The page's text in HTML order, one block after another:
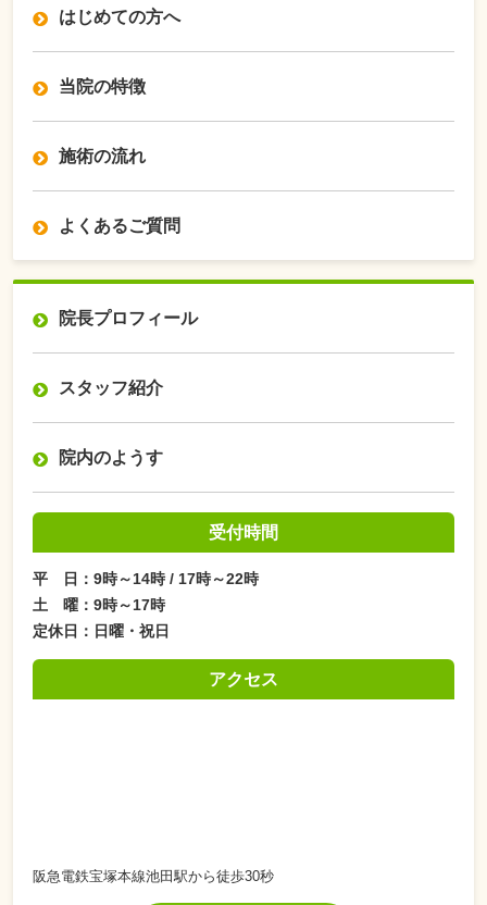
はじめての方へ
当院の特徴
施術の流れ
よくあるご質問
院長プロフィール
スタッフ紹介
院内のようす
受付時間
平 日：9時～14時 / 17時～22時
土 曜：9時～17時
定休日：日曜・祝日
アクセス
阪急電鉄宝塚本線池田駅から徒歩30秒